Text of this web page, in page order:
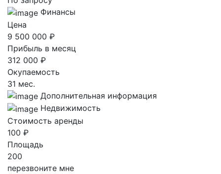
Финансы
Цена
9 500 000 ₽
Прибыль в месяц
312 000 ₽
Окупаемость
31 мес.
Дополнительная информация
Недвижимость
Стоимость аренды
100 ₽
Площадь
200
перезвоните мне